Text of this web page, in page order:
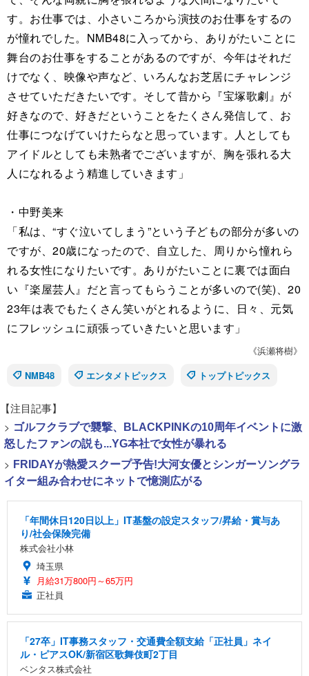
す。お仕事では、小さいころから演技のお仕事をするの
が憧れでした。NMB48に入ってから、ありがたいことに
舞台のお仕事をすることがあるのですが、今年はそれだ
けでなく、映像や声など、いろんなお芝居にチャレンジ
させていただきたいです。そして昔から『宝塚歌劇』が
好きなので、好きだということをたくさん発信して、お
仕事につなげていけたらなと思っています。人としても
アイドルとしても未熟者でございますが、胸を張れる大
人になれるよう精進していきます」
・中野美来
「私は、“すぐ泣いてしまう”という子どもの部分が多いの
ですが、20歳になったので、自立した、周りから憧れら
れる女性になりたいです。ありがたいことに裏では面白
い『楽屋芸人』だと言ってもらうことが多いので(笑)、20
23年は表でもたくさん笑いがとれるように、日々、元気
にフレッシュに頑張っていきたいと思います」
《浜瀬将樹》
NMB48
エンタメトピックス トップトピックス
【注目記事】
> ゴルフクラブで襲撃、BLACKPINKの10周年イベントに激
怒したファンの説も...YG本社で女性が暴れる
> FRIDAYが熱愛スクープ予告!大河女優とシンガーソングラ
イター組み合わせにネットで憶測広がる
「年間休日120日以上」IT基盤の設定スタッフ/昇給・賞与あ
り/社会保険完備
株式会社小林
埼玉県
月給31万800円～65万円
正社員
「27卒」IT事務スタッフ・交通費全額支給「正社員」ネイ
ル・ピアスOK/新宿区歌舞伎町2丁目
ベンタス株式会社